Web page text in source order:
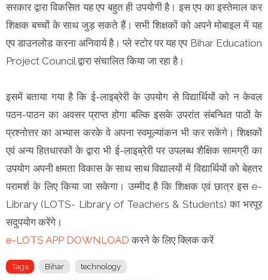
सरकार द्वारा विकसित यह एप बहुत ही उपयोगी है। इस एप का इस्तेमाल कर
शिक्षक बच्चों के साथ जुड़ सकते हैं। सभी शिक्षकों को अपने मोबाइल में यह
एप डाउनलोड करना अनिवार्य है। प्ले स्टोर पर यह एप Bihar Education
Project Council द्वारा संचालित किया जा रहा है।
इसमें बताया गया है कि ई-लाइब्रेरी के उपयोग से विद्यार्थियों को न केवल
पठन-पाठन का अवसर प्राप्त होगा बल्कि इसके उपरांत संबन्धित पाठों के
प्रश्नोत्तर का अभ्यास करके वे अपना स्वमूल्यांकन भी कर सकेंगे। शिक्षकों
एवं अन्य हितधारकों के द्वारा भी ई-लाइब्रेरी पर उपलब्ध शैक्षिक सामग्री का
उपयोग अपनी क्षमता विकास के साथ साथ विद्यालयों में विद्यार्थियों को बेहतर
परामर्श के लिए किया जा सकेगा। उम्मीद है कि शिक्षक एवं छात्र इस e-
Library (LOTS- Library of Teachers & Students) का भरपूर
सदुपयोग करेंगे।
e-LOTS APP DOWNLOAD करने के लिए क्लिक करें
Tags Bihar technology